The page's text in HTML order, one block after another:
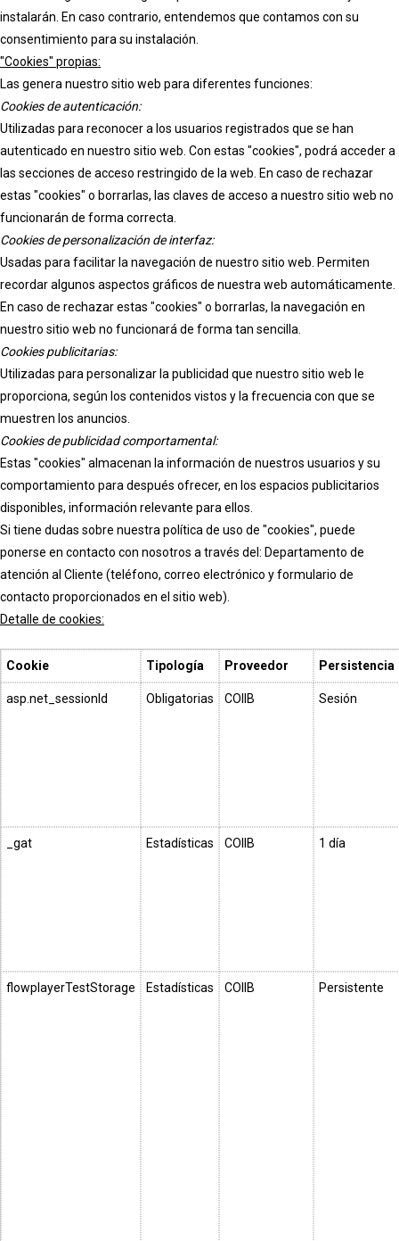
instalarán. En caso contrario, entendemos que contamos con su
consentimiento para su instalación.
"Cookies" propias:
Las genera nuestro sitio web para diferentes funciones:
Cookies de autenticación:
Utilizadas para reconocer a los usuarios registrados que se han
autenticado en nuestro sitio web. Con estas "cookies", podrá acceder a
las secciones de acceso restringido de la web. En caso de rechazar
estas "cookies" o borrarlas, las claves de acceso a nuestro sitio web no
funcionarán de forma correcta.
Cookies de personalización de interfaz:
Usadas para facilitar la navegación de nuestro sitio web. Permiten
recordar algunos aspectos gráficos de nuestra web automáticamente.
En caso de rechazar estas "cookies" o borrarlas, la navegación en
nuestro sitio web no funcionará de forma tan sencilla.
Cookies publicitarias:
Utilizadas para personalizar la publicidad que nuestro sitio web le
proporciona, según los contenidos vistos y la frecuencia con que se
muestren los anuncios.
Cookies de publicidad comportamental:
Estas "cookies" almacenan la información de nuestros usuarios y su
comportamiento para después ofrecer, en los espacios publicitarios
disponibles, información relevante para ellos.
Si tiene dudas sobre nuestra política de uso de "cookies", puede
ponerse en contacto con nosotros a través del: Departamento de
atención al Cliente (teléfono, correo electrónico y formulario de
contacto proporcionados en el sitio web).
Detalle de cookies:
Cookie Tipología Proveedor Persistencia
asp.net_sessionId Obligatorias COIIB Sesión
_gat Estadísticas COIIB 1 día
flowplayerTestStorage Estadísticas COIIB Persistente